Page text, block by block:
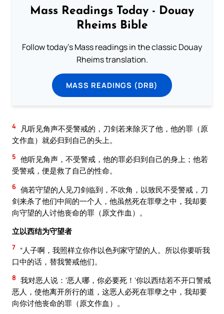
Mass Readings Today - Douay
Rheims Bible
Follow today's Mass readings in the classic Douay
Rheims translation.
MASS READINGS (DRB)
4
凡听见角声不受警戒的，刀剑若来除灭了他，他的罪（原
文作血）就必归到自己的头上。
5 他听见角声，不受警戒，他的罪必归到自己的身上；他若
受警戒，便是救了自己的性命。
6 倘若守望的人见刀剑临到，不吹角，以致民不受警戒，刀
剑来杀了他们中间的一个人，他虽然死在罪孽之中，我却要
向守望的人讨他丧命的罪（原文作血）。
立以西结为守望者
7 “人子啊，我照样立你作以色列家守望的人。所以你要听我
口中的话，替我警戒他们。
8 我对恶人说：‘恶人哪，你必要死！’你以西结若不开口警戒
恶人，使他离开所行的道，这恶人必死在罪孽之中，我却要
向你讨他丧命的罪（原文作血）。